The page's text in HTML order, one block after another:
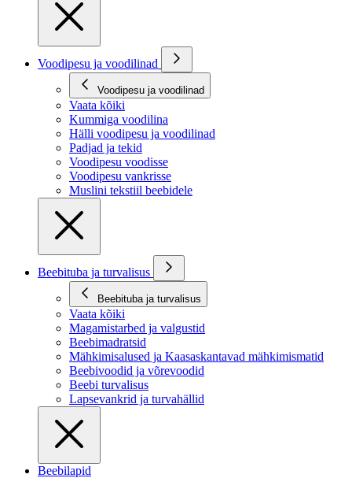
Voodipesu ja voodilinad
Voodipesu ja voodilinad
Vaata kõiki
Kummiga voodilina
Hälli voodipesu ja voodilinad
Padjad ja tekid
Voodipesu voodisse
Voodipesu vankrisse
Muslini tekstiil beebidele
Beebituba ja turvalisus
Beebituba ja turvalisus
Vaata kõiki
Magamistarbed ja valgustid
Beebimadratsid
Mähkimisalused ja Kaasaskantavad mähkimismatid
Beebivoodid ja võrevoodid
Beebi turvalisus
Lapsevankrid ja turvahällid
Beebilapid